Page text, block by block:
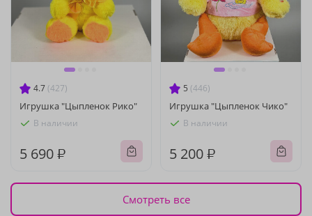
4.7 (427)
Игрушка "Цыпленок Рико"
В наличии
5 690 ₽
5 (446)
Игрушка "Цыпленок Чико"
В наличии
5 200 ₽
Смотреть все